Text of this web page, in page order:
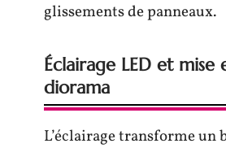
glissements de panneaux.
Éclairage LED et mise
diorama
L’éclairage transforme un